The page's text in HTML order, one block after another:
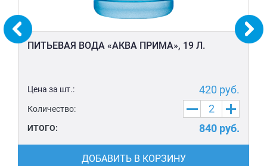
ПИТЬЕВАЯ ВОДА «АКВА ПРИМА», 19 Л.
Цена за шт.: 420 руб.
Количество:
ИТОГО: 840 руб.
ДОБАВИТЬ В КОРЗИНУ